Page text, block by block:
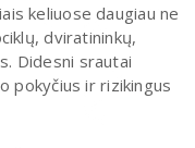
keliuose daugiau ne
dviratininkų,
Didesni srautai
pokyčius ir rizikingus